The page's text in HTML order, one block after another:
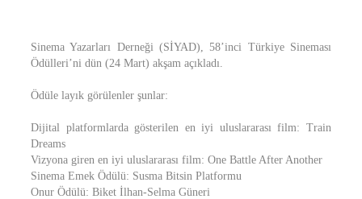
Sinema Yazarları Derneği (SİYAD), 58’inci Türkiye Sineması
Ödülleri’ni dün (24 Mart) akşam açıkladı.
Ödüle layık görülenler şunlar:
Dijital platformlarda gösterilen en iyi uluslararası film: Train
Dreams
Vizyona giren en iyi uluslararası film: One Battle After Another
Sinema Emek Ödülü: Susma Bitsin Platformu
Onur Ödülü: Biket İlhan-Selma Güneri